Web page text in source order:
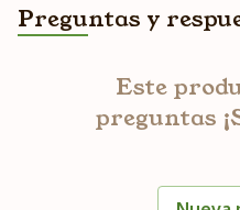
Preguntas y
Este
preguntas